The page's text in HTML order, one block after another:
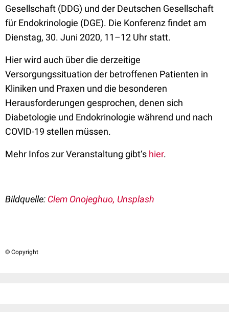
Gesellschaft (DDG) und der Deutschen Gesellschaft
für Endokrinologie (DGE). Die Konferenz findet am
Dienstag, 30. Juni 2020, 11–12 Uhr statt.
Hier wird auch überdie derzeitige
Versorgungssituation der betroffenen Patienten in
Kliniken und Praxen und die besonderen
Herausforderungen gesprochen, denen sich
Diabetologie und Endokrinologie während und nach
COVID-19 stellen müssen.
Mehr Infos zur Veranstaltung gibt‘s hier.
Bildquelle: Clem Onojeghuo, Unsplash
© Copyright